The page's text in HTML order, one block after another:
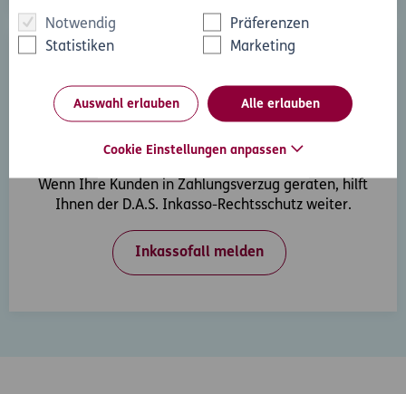
Notwendig
Präferenzen
Statistiken
Marketing
Auswahl erlauben Alle erlauben
Cookie Einstellungen anpassen
Inkasso-Rechtsschutz
Wenn Ihre Kunden in Zahlungsverzug geraten, hilft
Ihnen der D.A.S. Inkasso-Rechtsschutz weiter.
Inkassofall melden